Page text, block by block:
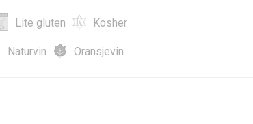
Lite gluten Kosher
Naturvin Oransjevin